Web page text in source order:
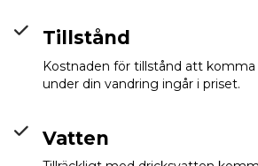
Tillstånd
Kostnaden för tillstånd att komma
under din vandring ingår i priset.
Vatten